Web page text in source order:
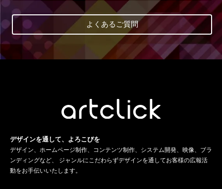
よくあるご質問
デザインを通して、よろこびを
デザイン、ホームページ制作、コンテンツ制作、システム開発、映像、ブラ
ンディングなど、 ジャンルにこだわらずデザインを通してお客様の広報活
動をお手伝いいたします。